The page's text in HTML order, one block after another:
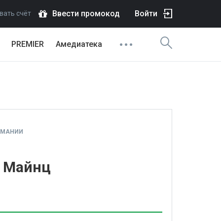
счёт Ввести промокод Войти
PREMIER Амедиатека
Майнц